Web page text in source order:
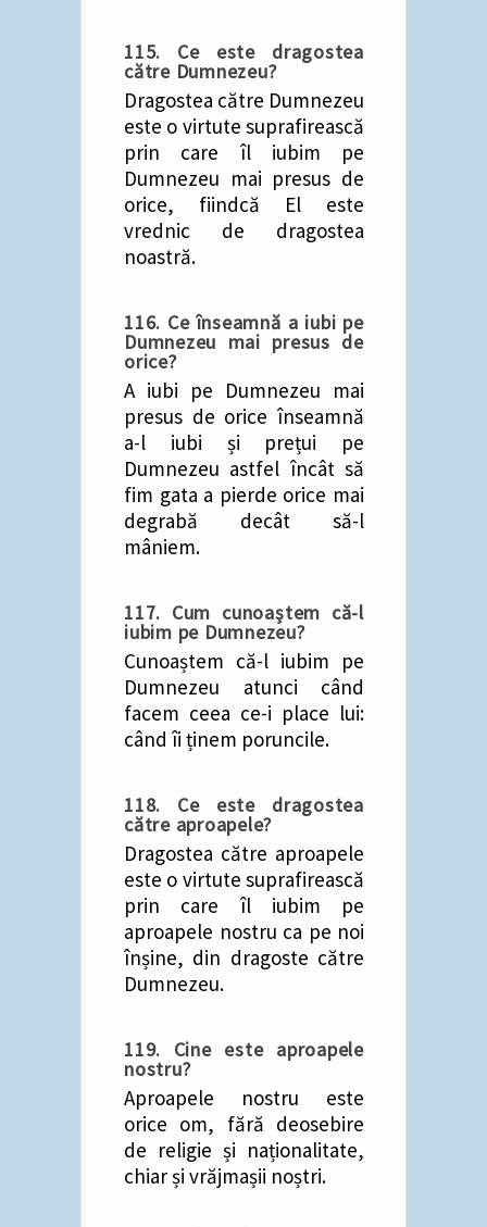
115. Ce este dragostea
către Dumnezeu?
Dragostea către Dumnezeu
este o virtute suprafirească
prin care îl iubim pe
Dumnezeu mai presus de
orice, fiindcă El este
vrednic de dragostea
noastră.
116. Ce înseamnă a iubi pe
Dumnezeu mai presus de
orice?
A iubi pe Dumnezeu mai
presus de orice înseamnă
a-l iubi și prețui pe
Dumnezeu astfel încât să
fim gata a pierde orice mai
degrabă decât să-l
mâniem.
117. Cum cunoaștem că-l
iubim pe Dumnezeu?
Cunoaștem că-l iubim pe
Dumnezeu atunci când
facem ceea ce-i place lui:
când îi ținem poruncile.
118. Ce este dragostea
către aproapele?
Dragostea către aproapele
este o virtute suprafirească
prin care îl iubim pe
aproapele nostru ca pe noi
înșine, din dragoste către
Dumnezeu.
119. Cine este aproapele
nostru?
Aproapele nostru este
orice om, fără deosebire
de religie și naționalitate,
chiar și vrăjmașii noștri.